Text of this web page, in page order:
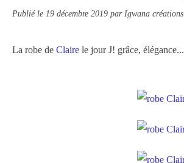
Publié le 19 décembre 2019 par Igwana créations
La robe de Claire le jour J! grâce, élégance...